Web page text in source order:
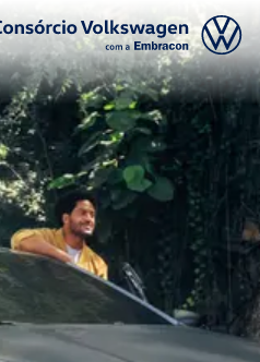
Logo Consórcio Volkswagen com